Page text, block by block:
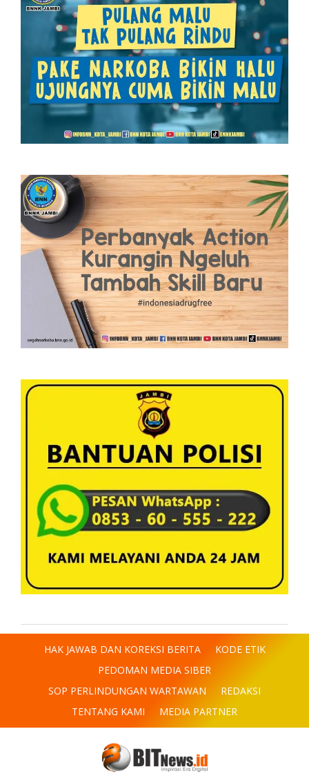
HAK JAWAB DAN KOREKSI BERITA
KODE ETIK
PEDOMAN MEDIA SIBER
SOP PERLINDUNGAN WARTAWAN
REDAKSI
TENTANG KAMI
MEDIA PARTNER